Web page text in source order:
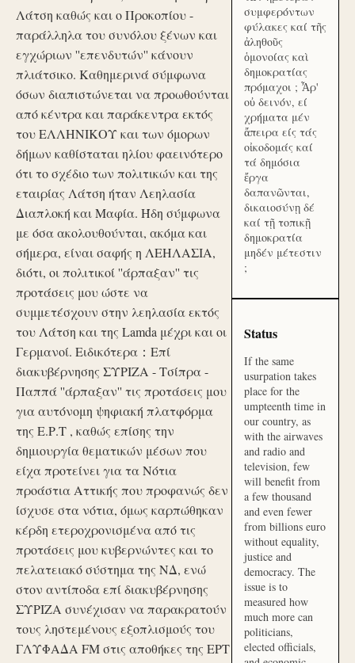
Λάτση καθώς και ο Προκοπίου -
παράλληλα του συνόλου ξένων και
εγχώριων ''επενδυτών'' κάνουν
πλιάτσικο. Καθημερινά σύμφωνα
όσων διαπιστώνεται να προωθούνται
από κέντρα και παράκεντρα εκτός
του ΕΛΛΗΝΙΚΟΥ και των όμορων
δήμων καθίσταται ηλίου φαεινότερο
ότι το σχέδιο των πολιτικών και της
εταιρίας Λάτση ήταν Λεηλασία
Διαπλοκή και Μαφία. Ήδη σύμφωνα
με όσα ακολουθούνται, ακόμα και
σήμερα, είναι σαφής η ΛΕΗΛΑΣΙΑ,
διότι, οι πολιτικοί ''άρπαξαν'' τις
προτάσεις μου ώστε να
συμμετέσχουν στην λεηλασία εκτός
του Λάτση και της Lamda μέχρι και οι
Γερμανοί. Ειδικότερα：Επί
διακυβέρνησης ΣΥΡΙΖΑ - Τσίπρα -
Παππά ''άρπαξαν'' τις προτάσεις μου
για αυτόνομη ψηφιακή πλατφόρμα
της Ε.Ρ.Τ , καθώς επίσης την
δημιουργία θεματικών μέσων που
είχα προτείνει για τα Νότια
προάστια Αττικής που προφανώς δεν
ίσχυσε στα νότια, όμως καρπώθηκαν
κέρδη ετεροχρονισμένα από τις
προτάσεις μου κυβερνώντες και το
πελατειακό σύστημα της ΝΔ, ενώ
στον αντίποδα επί διακυβέρνησης
ΣΥΡΙΖΑ συνέχισαν να παρακρατούν
τους ληστεμένους εξοπλισμούς του
ΓΛΥΦΑΔΑ FM στις αποθήκες της ΕΡΤ
συμφερόντων
φύλακες καί τῆς
ἀληθοῦς
ὁμονοίας καὶ
δημοκρατίας
πρόμαχοι ; Ἆρ'
οὐ δεινόν, εί
χρήματα μέν
ἄπειρα είς τάς
οἰκοδομάς καί
τά δημόσια
ἔργα
δαπανῶνται,
δικαιοσύνῃ δέ
καί τῇ τοπικῇ
δημοκρατία
μηδέν μέτεστιν
;
Status
If the same
usurpation takes
place for the
umpteenth time in
our country, as
with the airwaves
and radio and
television, few
will benefit from
a few thousand
and even fewer
from billions euro
without equality,
justice and
democracy. The
issue is to
measured how
much more can
politicians,
elected officials,